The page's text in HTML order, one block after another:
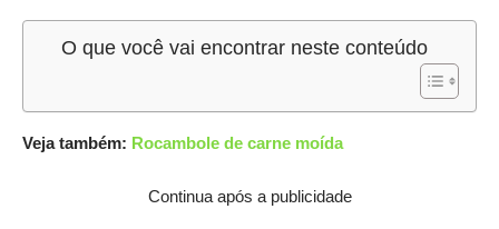
O que você vai encontrar neste conteúdo
Veja também: Rocambole de carne moída
Continua após a publicidade